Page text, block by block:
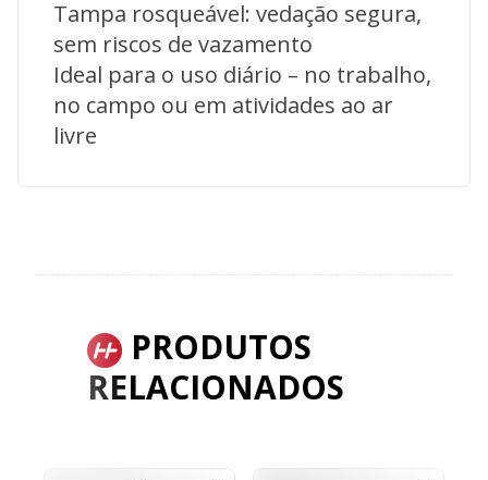
Tampa rosqueável: vedação segura,
sem riscos de vazamento
Ideal para o uso diário – no trabalho,
no campo ou em atividades ao ar
livre
PRODUTOS
RELACIONADOS